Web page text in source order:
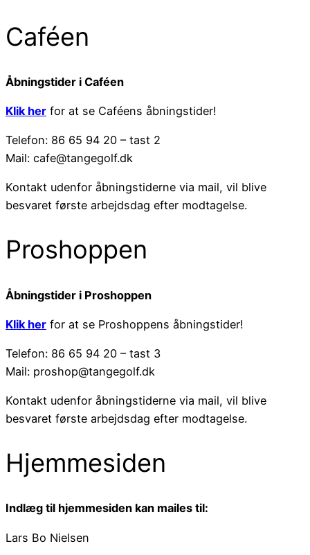
Caféen
Åbningstider i Caféen
Klik her for at se Caféens åbningstider!
Telefon: 86 65 94 20 – tast 2
Mail: cafe@tangegolf.dk
Kontakt udenfor åbningstiderne via mail, vil blive
besvaret første arbejdsdag efter modtagelse.
Proshoppen
Åbningstider i Proshoppen
Klik her for at se Proshoppens åbningstider!
Telefon: 86 65 94 20 – tast 3
Mail: proshop@tangegolf.dk
Kontakt udenfor åbningstiderne via mail, vil blive
besvaret første arbejdsdag efter modtagelse.
Hjemmesiden
Indlæg til hjemmesiden kan mailes til:
Lars Bo Nielsen